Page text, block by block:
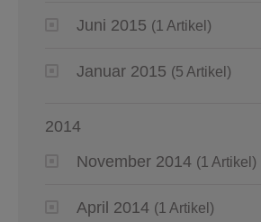
Juni 2015 (1 Artikel)
Januar 2015 (5 Artikel)
2014
November 2014 (1 Artikel)
April 2014 (1 Artikel)